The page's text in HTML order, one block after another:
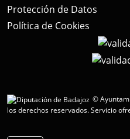
Protección de Datos
Política de Cookies
©
los derechos reservados.Servicio